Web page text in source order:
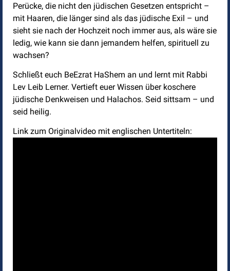
Perücke, die nicht den jüdischen Gesetzen entspricht –
mit Haaren, die länger sind als das jüdische Exil – und
sieht sie nach der Hochzeit noch immer aus, als wäre sie
ledig, wie kann sie dann jemandem helfen, spirituell zu
wachsen?
Schließt euch BeEzrat HaShem an und lernt mit Rabbi
Lev Leib Lerner. Vertieft euer Wissen über koschere
jüdische Denkweisen und Halachos. Seid sittsam – und
seid heilig.
Link zum Originalvideo mit englischen Untertiteln: